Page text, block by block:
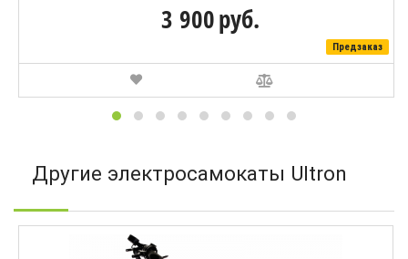
3 900руб.
Предзаказ
Другие электросамокаты Ultron